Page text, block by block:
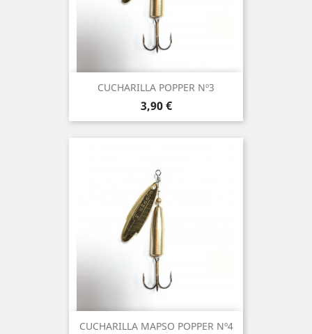
CUCHARILLA POPPER Nº3
Precio
3,90 €
CUCHARILLA MAPSO POPPER Nº4